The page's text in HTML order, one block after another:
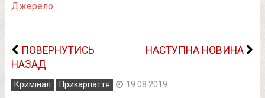
Джерело.
ПОВЕРНУТИСЬ
НАЗАД
НАСТУПНА НОВИНА
Кримінал Прикарпаття 19.08.2019